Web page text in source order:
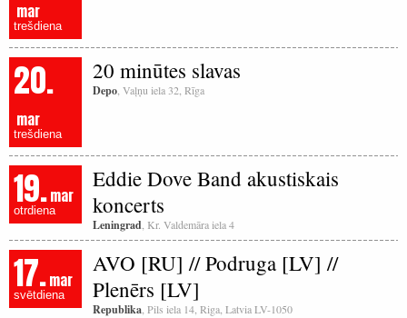
mar
trešdiena
20.
mar
trešdiena
20 minūtes slavas
Depo , Vaļņu iela 32, Rīga
19.mar
otrdiena
Eddie Dove Band akustiskais
koncerts
Leningrad , Kr. Valdemāra iela 4
17.mar
svētdiena
AVO [RU] // Podruga [LV] //
Plenērs [LV]
Republika , Pils iela 14, Riga, Latvia LV-1050